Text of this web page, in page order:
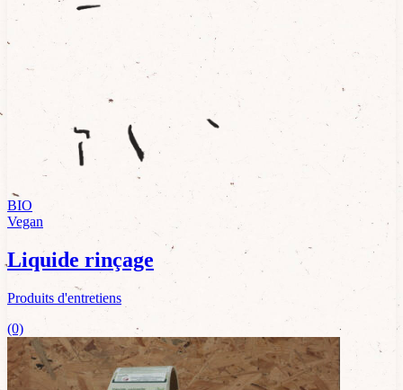
BIO
Vegan
Liquide rinçage
Produits d'entretiens
(0)